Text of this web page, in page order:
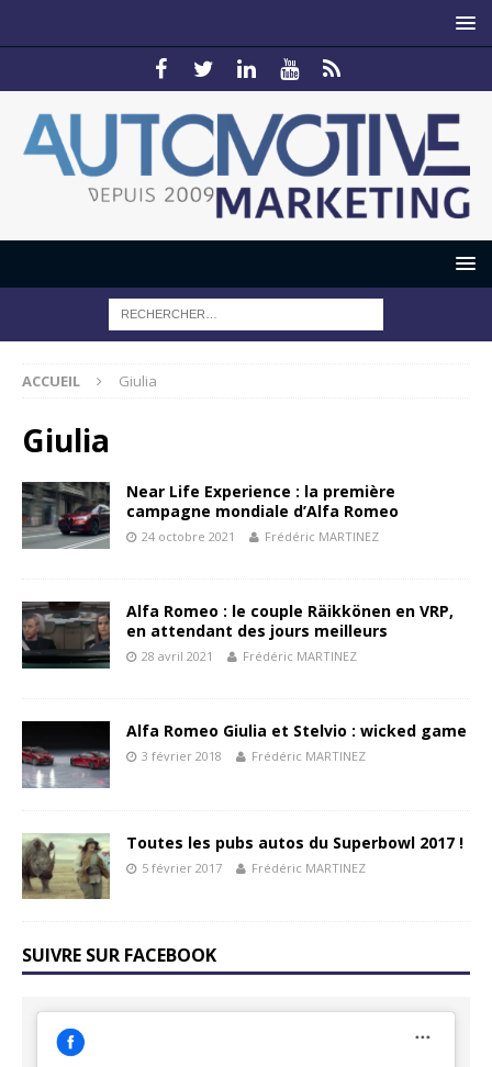
ACCUEIL Giulia
Giulia
Near Life Experience : la première
campagne mondiale d’Alfa Romeo
24 octobre 2021 Frédéric MARTINEZ
Alfa Romeo : le couple Räikkönen en VRP,
en attendant des jours meilleurs
28 avril 2021 Frédéric MARTINEZ
Alfa Romeo Giulia et Stelvio : wicked game
3 février 2018 Frédéric MARTINEZ
Toutes les pubs autos du Superbowl 2017 !
5 février 2017 Frédéric MARTINEZ
SUIVRE SUR FACEBOOK